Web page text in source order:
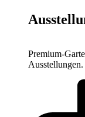
Premium-
Ausstellungen.